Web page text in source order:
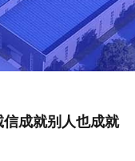
成就别人也成就